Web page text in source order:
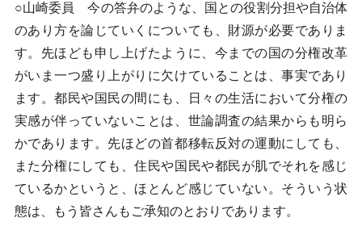
○山崎委員 今の答弁のような、国との役割分担や自治体
のあり方を論じていくについても、財源が必要でありま
す。先ほども申し上げたように、今までの国の分権改革
がいま一つ盛り上がりに欠けていることは、事実であり
ます。都民や国民の間にも、日々の生活において分権の
実感が伴っていないことは、世論調査の結果からも明ら
かであります。先ほどの首都移転反対の運動にしても、
また分権にしても、住民や国民や都民が肌でそれを感じ
ているかというと、ほとんど感じていない。そういう状
態は、もう皆さんもご承知のとおりであります。